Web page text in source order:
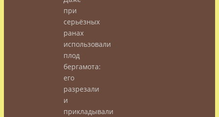
при
серьёзных
ранах
использовали
плод
бергамота:
его
разрезали
и
прикладывали